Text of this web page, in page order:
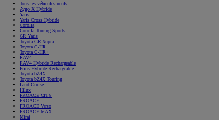
Tous les véhicules neufs
Aygo X Hybride
Yaris
Yaris Cross Hybride
Corolla
Corolla Touring Sports
GR Yaris
Toyota GR Supra
Toyota C-HR
Toyota C-HR+
RAV4
RAV4 Hybride Rechargeable
Prius Hybride Rechargeable
Toyota bZ4X
Toyota bZ4X Touring
Land Cruiser
Hilux
PROACE CITY
PROACE
PROACE Verso
PROACE MAX
Mirai